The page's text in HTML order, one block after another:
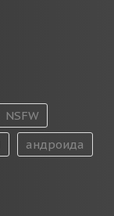
NSFW
андроида